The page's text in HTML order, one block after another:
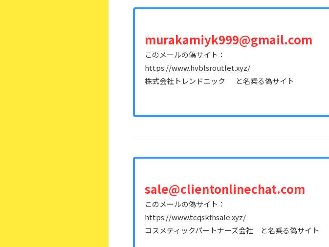
murakamiyk999@gmail.com
このメールの偽サイト：
https://www.hvblsroutlet.xyz/
株式会社トレンドニック と名乗る偽サイト
sale@clientonlinechat.com
このメールの偽サイト：
https://www.tcqskfhsale.xyz/
コスメティックパートナーズ会社 と名乗る偽サイト